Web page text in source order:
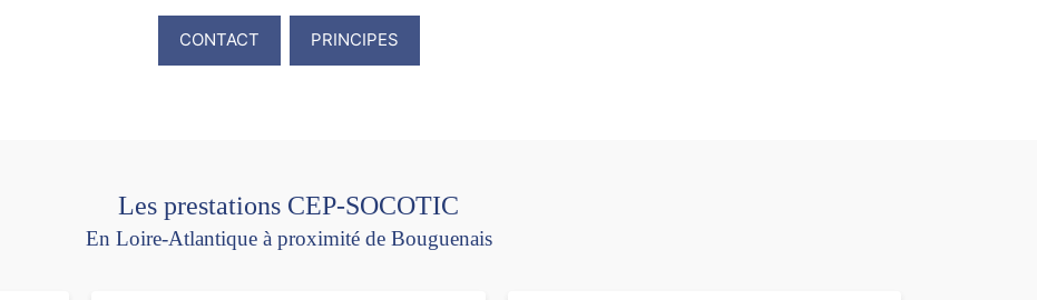
CONTACT PRINCIPES
Les prestations CEP-SOCOTIC
En Loire-Atlantique à proximité de Bouguenais